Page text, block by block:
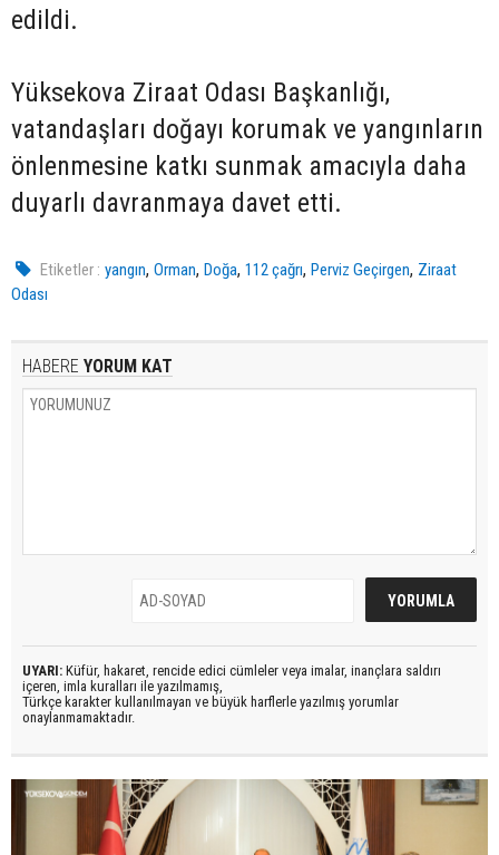
edildi.
Yüksekova Ziraat Odası Başkanlığı,
vatandaşları doğayı korumak ve yangınların
önlenmesine katkı sunmak amacıyla daha
duyarlı davranmaya davet etti.
Etiketler : yangın,Orman,Doğa,112 çağrı,Perviz Geçirgen, Ziraat
Odası
HABERE YORUM KAT
UYARI: Küfür, hakaret, rencide edici cümleler veya imalar, inançlara saldırı
içeren, imla kuralları ile yazılmamış,
Türkçe karakter kullanılmayan ve büyük harflerle yazılmış yorumlar
onaylanmamaktadır.